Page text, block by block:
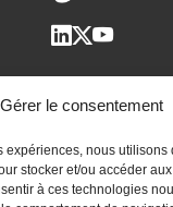
Gérer le consentement
expériences, nous
stocker et/ou accéder
à ces technologies
Plan des articles
Jarnias dans la